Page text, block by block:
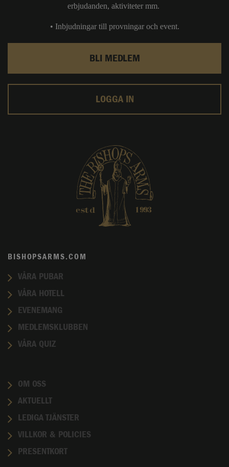
erbjudanden, aktiviteter mm.
• Inbjudningar till provningar och event.
BLI MEDLEM
LOGGA IN
BISHOPSARMS.COM
VÅRA PUBAR
VÅRA HOTELL
EVENEMANG
MEDLEMSKLUBBEN
VÅRA QUIZ
OM OSS
AKTUELLT
LEDIGA TJÄNSTER
VILLKOR & POLICIES
PRESENTKORT